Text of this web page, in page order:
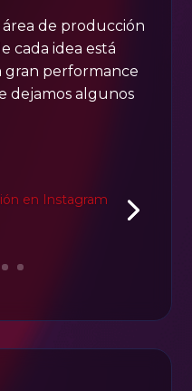
de producción
cada idea está
gran performance
dejamos algunos
en Instagram